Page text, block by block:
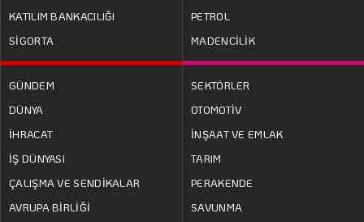
KATILIM BANKACILIĞI
SİGORTA
PETROL
MADENCİLİK
GÜNDEM
DÜNYA
İHRACAT
İŞ DÜNYASI
ÇALIŞMA VE SENDİKALAR
AVRUPA BİRLİĞİ
SEKTÖRLER
OTOMOTİV
İNŞAAT VE EMLAK
TARIM
PERAKENDE
SAVUNMA